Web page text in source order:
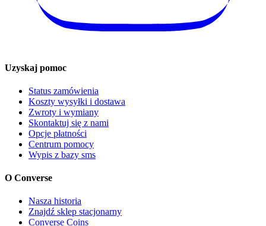
Uzyskaj pomoc
Status zamówienia
Koszty wysyłki i dostawa
Zwroty i wymiany
Skontaktuj się z nami
Opcje płatności
Centrum pomocy
Wypis z bazy sms
O Converse
Nasza historia
Znajdź sklep stacjonarny
Converse Coins